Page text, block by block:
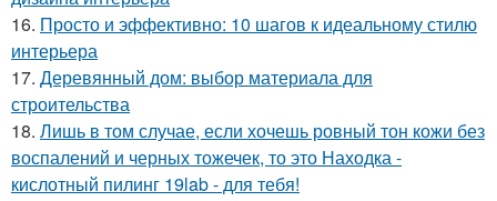
16. Просто и эффективно: 10 шагов к идеальному стилю
интерьера
17. Деревянный дом: выбор материала для
строительства
18. Лишь в том случае, если хочешь ровный тон кожи без
воспалений и черных тожечек, то это Находка -
кислотный пилинг 19lab - для тебя!